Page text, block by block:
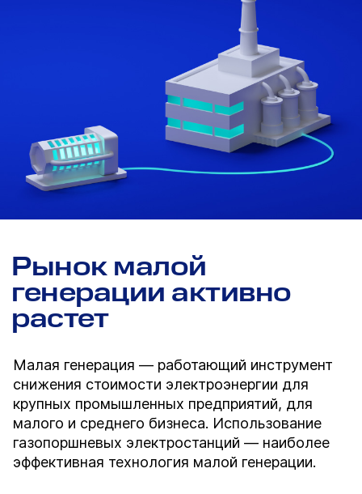
Рынок малой
генерации активно
растет
Малая генерация — работающий инструмент
снижения стоимости электроэнергии для
крупных промышленных предприятий, для
малого и среднего бизнеса. Использование
газопоршневых электростанций — наиболее
эффективная технология малой генерации.